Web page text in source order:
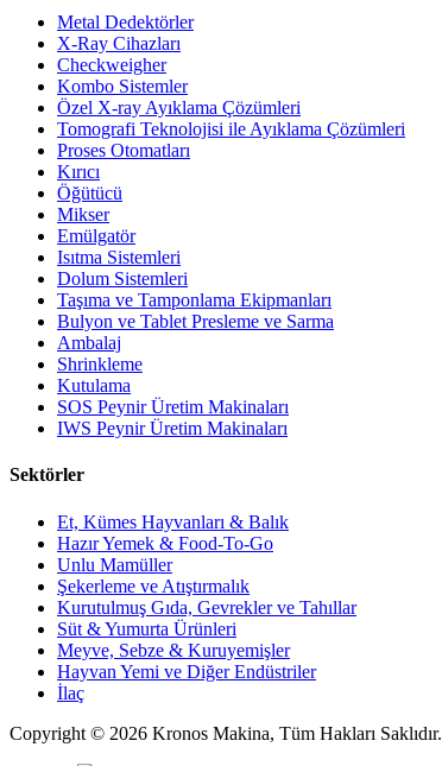
Metal Dedektörler
X-Ray Cihazları
Checkweigher
Kombo Sistemler
Özel X-ray Ayıklama Çözümleri
Tomografi Teknolojisi ile Ayıklama Çözümleri
Proses Otomatları
Kırıcı
Öğütücü
Mikser
Emülgatör
Isıtma Sistemleri
Dolum Sistemleri
Taşıma ve Tamponlama Ekipmanları
Bulyon ve Tablet Presleme ve Sarma
Ambalaj
Shrinkleme
Kutulama
SOS Peynir Üretim Makinaları
IWS Peynir Üretim Makinaları
Sektörler
Et, Kümes Hayvanları & Balık
Hazır Yemek & Food-To-Go
Unlu Mamüller
Şekerleme ve Atıştırmalık
Kurutulmuş Gıda, Gevrekler ve Tahıllar
Süt & Yumurta Ürünleri
Meyve, Sebze & Kuruyemişler
Hayvan Yemi ve Diğer Endüstriler
İlaç
Copyright © 2026 Kronos Makina, Tüm Hakları Saklıdır.